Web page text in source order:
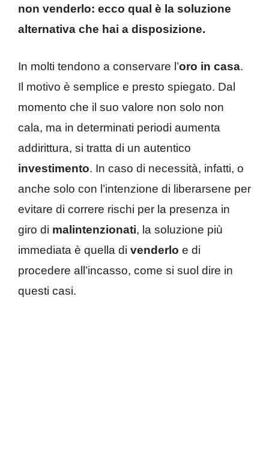
non venderlo: ecco qual è la soluzione
alternativa che hai a disposizione.
In molti tendono a conservare l’oro in casa.
Il motivo è semplice e presto spiegato. Dal
momento che il suo valore non solo non
cala, ma in determinati periodi aumenta
addirittura, si tratta di un autentico
investimento. In caso di necessità, infatti, o
anche solo con l’intenzione di liberarsene per
evitare di correre rischi per la presenza in
giro di malintenzionati, la soluzione più
immediata è quella di venderlo e di
procedere all’incasso, come si suol dire in
questi casi.